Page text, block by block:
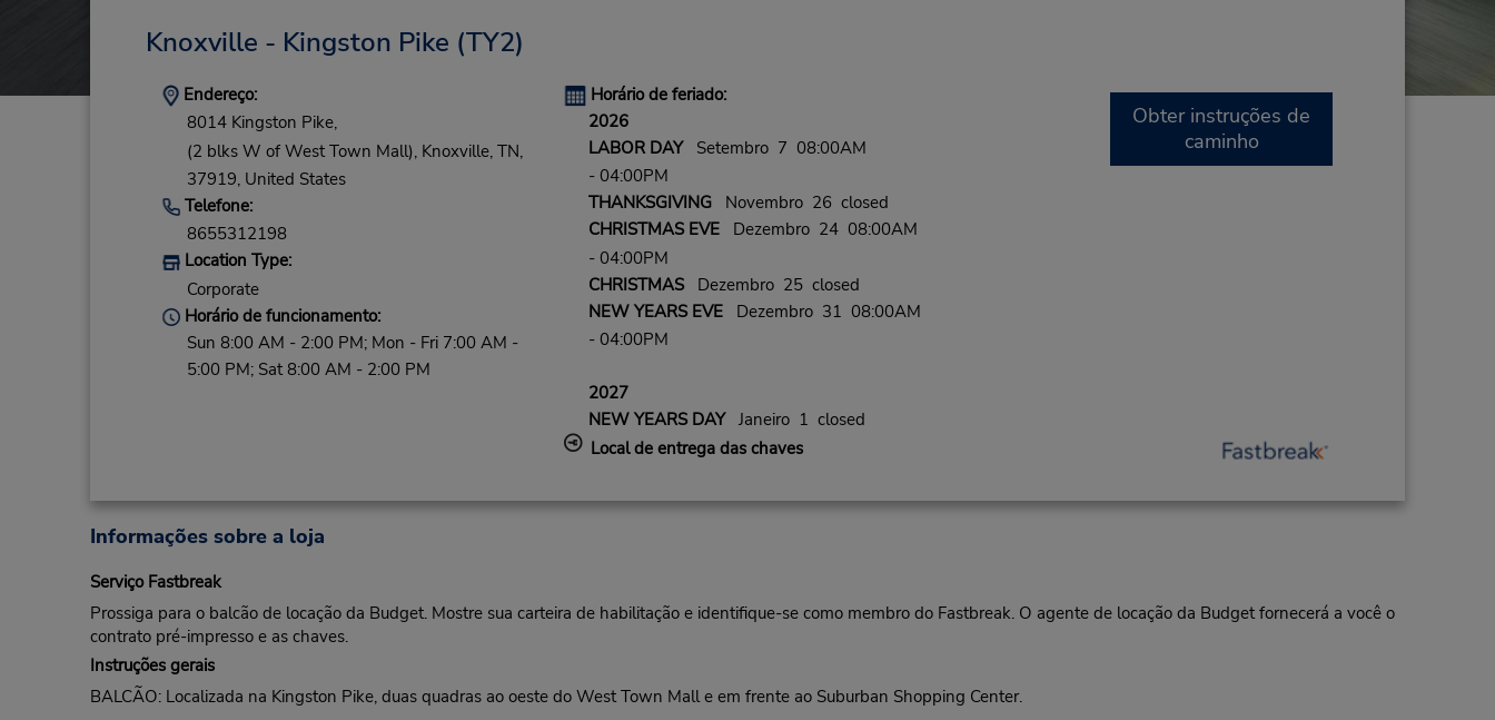
Knoxville - Kingston Pike (TY2)
Endereço:
8014 Kingston Pike,
(2 blks W of West Town Mall), Knoxville, TN,
37919, United States
Telefone:
8655312198
Location Type:
Corporate
Horário de funcionamento:
Sun 8:00 AM - 2:00 PM; Mon - Fri 7:00 AM -
5:00 PM; Sat 8:00 AM - 2:00 PM
Horário de feriado:
2026
LABOR DAYSetembro 7 08:00AM
- 04:00PM
THANKSGIVINGNovembro 26 closed
CHRISTMAS EVEDezembro 24 08:00AM
- 04:00PM
CHRISTMASDezembro 25 closed
NEW YEARS EVEDezembro 31 08:00AM
- 04:00PM
2027
NEW YEARS DAYJaneiro 1 closed
Local de entrega das chaves
Obter instruções de
caminho
Informações sobre a loja
Serviço Fastbreak
Prossiga para o balcão de locação da Budget. Mostre sua carteira de habilitação e identifique-se como membro do Fastbreak. O agente de locação da Budget fornecerá a você o
contrato pré-impresso e as chaves.
Instruções gerais
BALCÃO: Localizada na Kingston Pike, duas quadras ao oeste do West Town Mall e em frente ao Suburban Shopping Center.